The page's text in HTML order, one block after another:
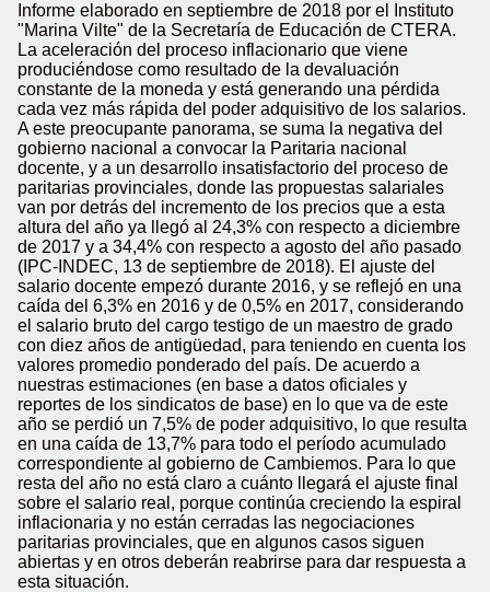
Informe elaborado en septiembre de 2018 por el Instituto
"Marina Vilte" de la Secretaría de Educación de CTERA.
La aceleración del proceso inflacionario que viene
produciéndose como resultado de la devaluación
constante de la moneda y está generando una pérdida
cada vez más rápida del poder adquisitivo de los salarios.
A este preocupante panorama, se suma la negativa del
gobierno nacional a convocar la Paritaria nacional
docente, y a un desarrollo insatisfactorio del proceso de
paritarias provinciales, donde las propuestas salariales
van por detrás del incremento de los precios que a esta
altura del año ya llegó al 24,3% con respecto a diciembre
de 2017 y a 34,4% con respecto a agosto del año pasado
(IPC-INDEC, 13 de septiembre de 2018). El ajuste del
salario docente empezó durante 2016, y se reflejó en una
caída del 6,3% en 2016 y de 0,5% en 2017, considerando
el salario bruto del cargo testigo de un maestro de grado
con diez años de antigüedad, para teniendo en cuenta los
valores promedio ponderado del país. De acuerdo a
nuestras estimaciones (en base a datos oficiales y
reportes de los sindicatos de base) en lo que va de este
año se perdió un 7,5% de poder adquisitivo, lo que resulta
en una caída de 13,7% para todo el período acumulado
correspondiente al gobierno de Cambiemos. Para lo que
resta del año no está claro a cuánto llegará el ajuste final
sobre el salario real, porque continúa creciendo la espiral
inflacionaria y no están cerradas las negociaciones
paritarias provinciales, que en algunos casos siguen
abiertas y en otros deberán reabrirse para dar respuesta a
esta situación.